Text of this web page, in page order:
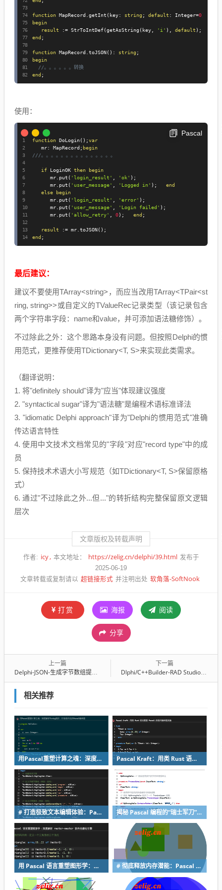
function MapRecord getInt ( key: string ; default : Integer=0
begin
result
:= StrToIntDef(getAsString ( key 'i' ) default ) ;
end ;
function MapRecord toJSON( ) : string ;
begin
//。。。。。。转换
end ;
使用：
Pascal
function DoLogin( ) ;var
   mr
: MapRecord ; begin
///。。。。。。。。。。。。。。。
if LoginOK then
begin
      mr
put ( 'login_result' 'ok' ) ;
      mr
put ( 'user_message' 'Logged in' ) ;
end
else
begin
      mr
put ( 'login_result' 'error' ) ;
      mr
put ( 'user_message' 'Login failed' ) ;
      mr
put ( 'allow_retry' 0) ; end ;
result := mr toJSON( ) ;
end ;
最后建议：
建议不要使用TArray<string>，而应当改用TArray<TPair<st
ring, string>>或自定义的TValueRec记录类型（该记录包含
两个字符串字段：name和value，并可添加语法糖修饰）。
不过除此之外：这个思路本身没有问题。但按照Delphi的惯
用范式，更推荐使用TDictionary<T, S>来实现此类需求。
（翻译说明：
1. 将"definitely should"译为"应当"体现建议强度
2. "syntactical sugar"译为"语法糖"是编程术语标准译法
3. "idiomatic Delphi approach"译为"Delphi的惯用范式"准确
传达语言特性
4. 使用中文技术文档常见的"字段"对应"record type"中的成
员
5. 保持技术术语大小写规范（如TDictionary<T, S>保留原格
式）
6. 通过"不过除此之外...但..."的转折结构完整保留原文逻辑
层次
文章版权及转载声明
作者: icy 本文地址： https://zelig.cn/delphi/39.html 发布于
2025-06-19
文章转载或复制请以 超链接形式 并注明出处 软角落-SoftNook
打赏 海报 阅读
分享
上一篇
Delphi-JSON-生成字节数组提交JAVA
下一篇
Dlphi/C++Builder-RAD Studio 13 Florence 测试版计划通知
相关推荐
用Pascal重塑计算之魂：深度解析Turing项目，打造现代化的Pascal编译器 Pascal Kraft：用类 Rust 语法重塑 Pascal 的现代编译器实验
# 打造极致文本编辑体验：Pascal TTextEditor 深度解析与实战指南 揭秘 Pascal 编程的“瑞士军刀”：GpDelphiUnits 核心功能解析与实战指南
用 Pascal 语言重塑图形学：深度解析 raster-master 软件光栅化引擎 # 彻底释放内存潜能：Pascal Ramdisk 极速虚拟盘深度解析与实战指南